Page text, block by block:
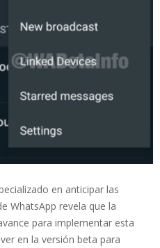
en anticipar las
WhatsApp revela que la
para implementar esta
en la versión beta para